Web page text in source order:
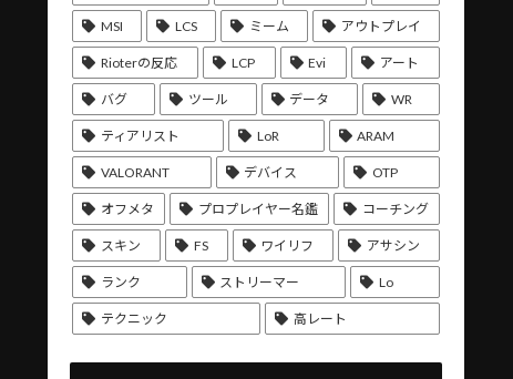
MSI LCS ミーム アウトプレイ
Rioterの反応 LCP Evi アート
バグ ツール データ WR
ティアリスト LoR ARAM
VALORANT デバイス OTP
オフメタ プロプレイヤー名鑑 コーチング
スキン FS ワイリフ アサシン
ランク ストリーマー Lo
テクニック 高レート